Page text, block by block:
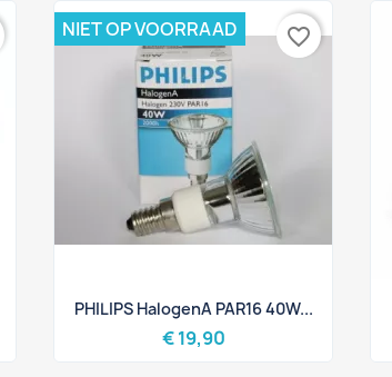
Snel bekijken
PHILIPS HalogenA PAR16 40W...
€ 19,90
NIET OP VOORRAAD favorite_border